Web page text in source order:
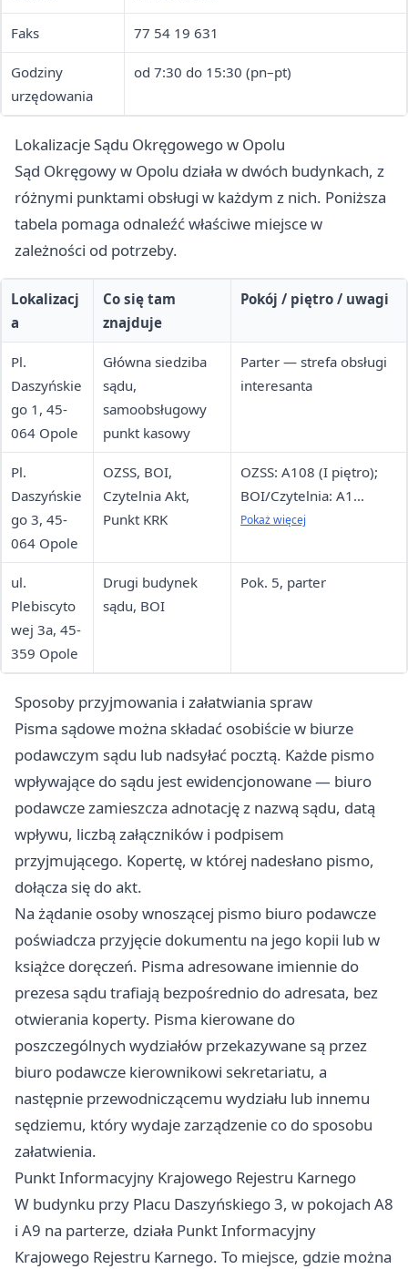
Faks 77 54 19 631
Godziny
urzędowania
od 7:30 do 15:30 (pn–pt)
Lokalizacje Sądu Okręgowego w Opolu
Sąd Okręgowy w Opolu działa w dwóch budynkach, z
różnymi punktami obsługi w każdym z nich. Poniższa
tabela pomaga odnaleźć właściwe miejsce w
zależności od potrzeby.
Lokalizacj
a
Co się tam
znajduje
Pokój / piętro / uwagi
Pl.
Daszyńskie
go 1, 45-
064 Opole
Główna siedziba
sądu,
samoobsługowy
punkt kasowy
Parter — strefa obsługi
interesanta
Pl.
Daszyńskie
go 3, 45-
064 Opole
OZSS, BOI,
Czytelnia Akt,
Punkt KRK
OZSS: A108 (I piętro);
BOI/Czytelnia: A1
(parter); KRK: A8–A9
Pokaż więcej
ul.
Plebiscyto
wej 3a, 45-
359 Opole
Drugi budynek
sądu, BOI
Pok. 5, parter
Sposoby przyjmowania i załatwiania spraw
Pisma sądowe można składać osobiście w biurze
podawczym sądu lub nadsyłać pocztą. Każde pismo
wpływające do sądu jest ewidencjonowane — biuro
podawcze zamieszcza adnotację z nazwą sądu, datą
wpływu, liczbą załączników i podpisem
przyjmującego. Kopertę, w której nadesłano pismo,
dołącza się do akt.
Na żądanie osoby wnoszącej pismo biuro podawcze
poświadcza przyjęcie dokumentu na jego kopii lub w
książce doręczeń. Pisma adresowane imiennie do
prezesa sądu trafiają bezpośrednio do adresata, bez
otwierania koperty. Pisma kierowane do
poszczególnych wydziałów przekazywane są przez
biuro podawcze kierownikowi sekretariatu, a
następnie przewodniczącemu wydziału lub innemu
sędziemu, który wydaje zarządzenie co do sposobu
załatwienia.
Punkt Informacyjny Krajowego Rejestru Karnego
W budynku przy Placu Daszyńskiego 3, w pokojach A8
i A9 na parterze, działa Punkt Informacyjny
Krajowego Rejestru Karnego. To miejsce, gdzie można